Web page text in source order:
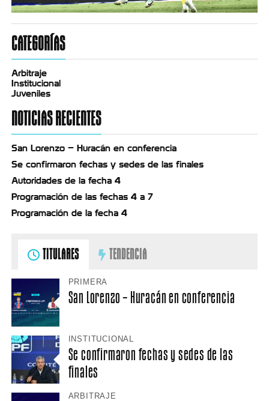
CATEGORÍAS
Arbitraje
Institucional
Juveniles
NOTICIAS RECIENTES
San Lorenzo – Huracán en conferencia
Se confirmaron fechas y sedes de las finales
Autoridades de la fecha 4
Programación de las fechas 4 a 7
Programación de la fecha 4
TITULARES TENDENCIA
PRIMERA
San Lorenzo – Huracán en conferencia
INSTITUCIONAL
Se confirmaron fechas y sedes de las
finales
ARBITRAJE